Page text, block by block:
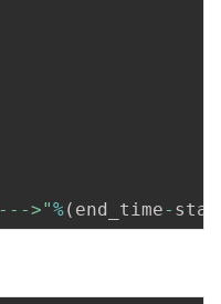
>"%( end_time-